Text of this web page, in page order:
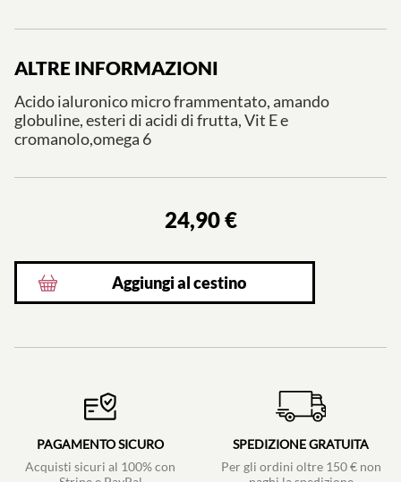
ALTRE INFORMAZIONI
Acido ialuronico micro frammentato, amando
globuline, esteri di acidi di frutta, Vit E e
cromanolo,omega 6
24,90 €
Aggiungi al cestino
PAGAMENTO SICURO
Acquisti sicuri al 100% con
SPEDIZIONE GRATUITA
Per gli ordini oltre 150 € non